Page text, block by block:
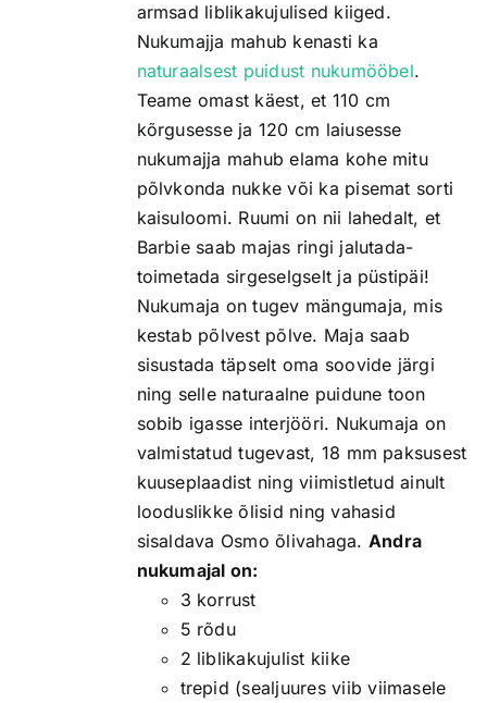
armsad liblikakujulised kiiged.
Nukumajja mahub kenasti ka
naturaalsest puidust nukumööbel.
Teame omast käest, et 110 cm
kõrgusesse ja 120 cm laiusesse
nukumajja mahub elama kohe mitu
põlvkonda nukke või ka pisemat sorti
kaisuloomi. Ruumi on nii lahedalt, et
Barbie saab majas ringi jalutada-
toimetada sirgeselgselt ja püstipäi!
Nukumaja on tugev mängumaja, mis
kestab põlvest põlve. Maja saab
sisustada täpselt oma soovide järgi
ning selle naturaalne puidune toon
sobib igasse interjööri. Nukumaja on
valmistatud tugevast, 18 mm paksusest
kuuseplaadist ning viimistletud ainult
looduslikke õlisid ning vahasid
sisaldava Osmo õlivahaga. Andra
nukumajal on:
3 korrust
5 rõdu
2 liblikakujulist kiike
trepid (sealjuures viib viimasele